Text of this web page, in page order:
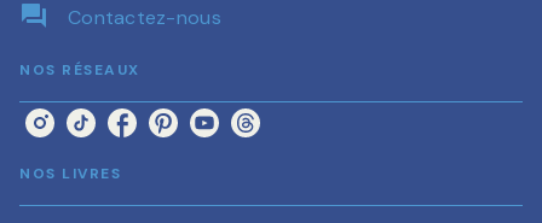
question_answer Contactez-nous
NOS RÉSEAUX
NOS LIVRES